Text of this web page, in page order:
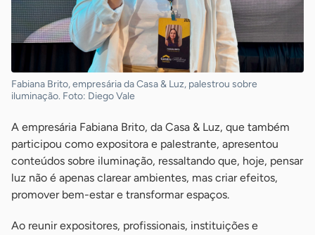
Fabiana Brito, empresária da Casa & Luz, palestrou sobre
iluminação. Foto: Diego Vale
A empresária Fabiana Brito, da Casa & Luz, que também
participou como expositora e palestrante, apresentou
conteúdos sobre iluminação, ressaltando que, hoje, pensar
luz não é apenas clarear ambientes, mas criar efeitos,
promover bem-estar e transformar espaços.
Ao reunir expositores, profissionais, instituições e